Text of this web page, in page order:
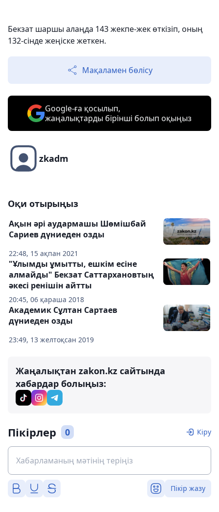
Бекзат шаршы алаңда 143 жекпе-жек өткізіп, оның
132-сінде жеңіске жеткен.
Мақаламен бөлісу
Google-ға қосылып,
жаңалықтарды бірінші болып оқыңыз
zkadm
Оқи отырыңыз
22:48, 15 ақпан 2021
Ақын әрі аудармашы Шөмішбай
Сариев дүниеден озды
20:45, 06 қараша 2018
"Ұлымды ұмытты, ешкім есіне
алмайды" Бекзат Саттархановтың
әкесі ренішін айтты
23:49, 13 желтоқсан 2019
Академик Сұлтан Сартаев
дүниеден озды
Жаңалықтан zakon.kz сайтында
хабардар болыңыз:
Пікірлер 0 Кіру
Пікір жазу